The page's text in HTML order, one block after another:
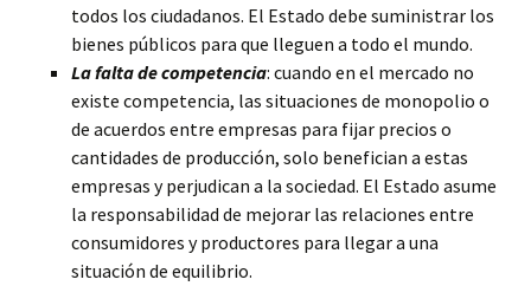
todos los ciudadanos. El Estado debe suministrar los
bienes públicos para que lleguen a todo el mundo.
La falta de competencia: cuando en el mercado no
existe competencia, las situaciones de monopolio o
de acuerdos entre empresas para fijar precios o
cantidades de producción, solo benefician a estas
empresas y perjudican a la sociedad. El Estado asume
la responsabilidad de mejorar las relaciones entre
consumidores y productores para llegar a una
situación de equilibrio.